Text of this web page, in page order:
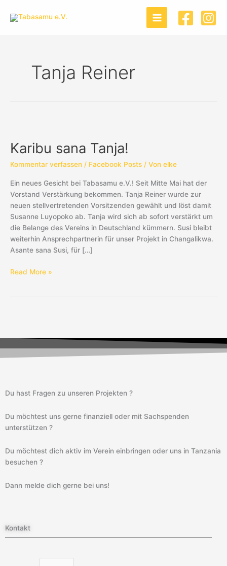
Inhalt
Tanja Reiner
Karibu sana Tanja!
Kommentar verfassen / Facebook Posts / Von elke
Ein neues Gesicht bei Tabasamu e.V.! Seit Mitte Mai hat der
Vorstand Verstärkung bekommen. Tanja Reiner wurde zur
neuen stellvertretenden Vorsitzenden gewählt und löst damit
Susanne Luyopoko ab. Tanja wird sich ab sofort verstärkt um
die Belange des Vereins in Deutschland kümmern. Susi bleibt
weiterhin Ansprechpartnerin für unser Projekt in Changalikwa.
Asante sana Susi, für […]
Tanja!
Read More »
Kontakt
Du hast Fragen zu unseren Projekten ?
Du möchtest uns gerne finanziell oder mit Sachspenden
unterstützen ?
Du möchtest dich aktiv im Verein einbringen oder uns in Tanzania
besuchen ?
Dann melde dich gerne bei uns!